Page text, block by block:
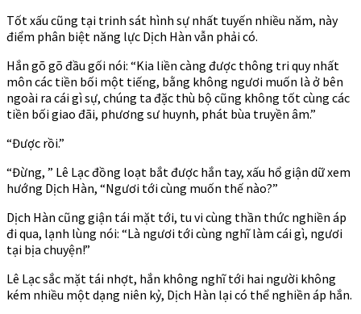
Tốt xấu cũng tại trinh sát hình sự nhất tuyến nhiều năm, này
điểm phân biệt năng lực Dịch Hàn vẫn phải có.
Hắn gõ gõ đầu gối nói: “Kia liền càng được thông tri quy nhất
môn các tiền bối một tiếng, bằng không ngươi muốn là ở bên
ngoài ra cái gì sự, chúng ta đặc thù bộ cũng không tốt cùng các
tiền bối giao đãi, phương sư huynh, phát bùa truyền âm.”
“Được rồi.”
“Đừng, ” Lê Lạc đồng loạt bắt được hắn tay, xấu hổ giận dữ xem
hướng Dịch Hàn, “Ngươi tới cùng muốn thế nào?”
Dịch Hàn cũng giận tái mặt tới, tu vi cùng thần thức nghiền áp
đi qua, lạnh lùng nói: “Là ngươi tới cùng nghĩ làm cái gì, ngươi
tại bịa chuyện!”
Lê Lạc sắc mặt tái nhợt, hắn không nghĩ tới hai người không
kém nhiều một dạng niên kỷ, Dịch Hàn lại có thể nghiền áp hắn.